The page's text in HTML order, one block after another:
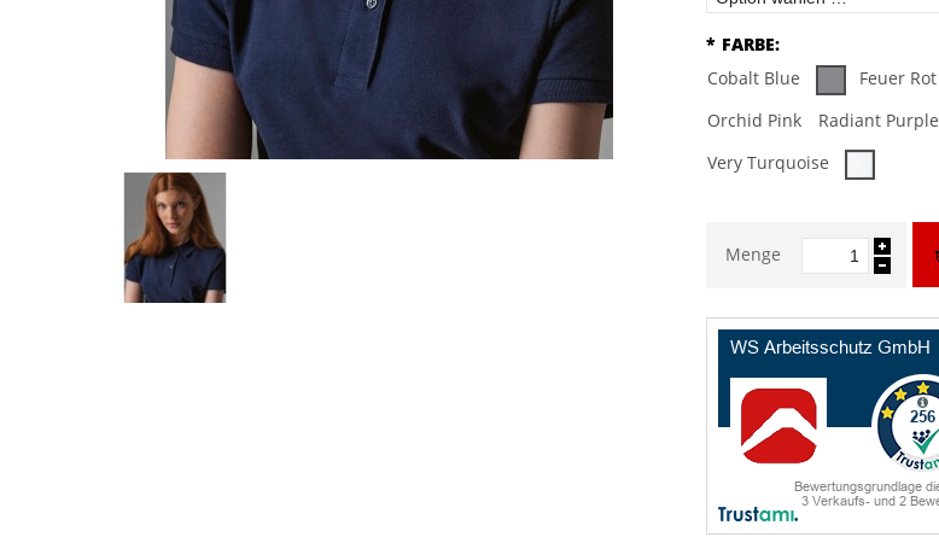
* FARBE:
Cobalt Blue
Feuer Rot
Orchid Pink
Radiant Purple
Very Turquoise
Menge